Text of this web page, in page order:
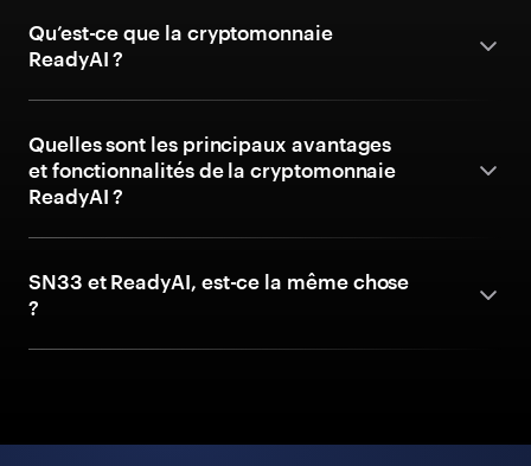
Qu’est-ce que la cryptomonnaie
ReadyAI ?
Quelles sont les principaux avantages
et fonctionnalités de la cryptomonnaie
ReadyAI ?
SN33 et ReadyAI, est-ce la même chose
?